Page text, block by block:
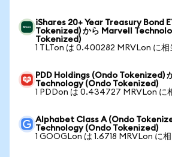
iShares 20+ Year Treasury Bond
Tokenized) から Marvell
Tokenized)
1 TLTon は 0.400282 MRVLon に相
PDD Holdings (Ondo Tokenized)
Technology (Ondo Tokenized)
1 PDDon は 0.434727 MRVLon に
Alphabet Class A (Ondo
Technology (Ondo Tokenized)
1 GOOGLon は 1.6718 MRVLon に相